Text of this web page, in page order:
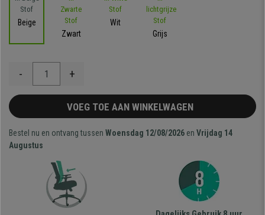
Beige
Zwart
Wit
Grijs
- +
VOEG TOE AAN WINKELWAGEN
Bestel nu en ontvang tussen Woensdag 12/08/2026 en Vrijdag 14
Augustus